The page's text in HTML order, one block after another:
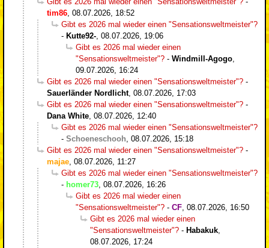
tim86 08.07.2026, 18:52
Gibt es 2026 mal wieder einen "Sensationsweltmeister"?
- Kutte92- 08.07.2026, 19:06
Gibt es 2026 mal wieder einen
"Sensationsweltmeister"? - Windmill-Agogo
09.07.2026, 16:24
Gibt es 2026 mal wieder einen "Sensationsweltmeister"? -
Sauerländer Nordlicht, 08.07.2026, 17:03
Gibt es 2026 mal wieder einen "Sensationsweltmeister"? -
Dana White 08.07.2026, 12:40
Gibt es 2026 mal wieder einen "Sensationsweltmeister"?
- Schoeneschooh 08.07.2026, 15:18
Gibt es 2026 mal wieder einen "Sensationsweltmeister"? -
majae 08.07.2026, 11:27
Gibt es 2026 mal wieder einen "Sensationsweltmeister"?
- homer73 08.07.2026, 16:26
Gibt es 2026 mal wieder einen
"Sensationsweltmeister"? - CF 08.07.2026, 16:50
Gibt es 2026 mal wieder einen
"Sensationsweltmeister"? - Habakuk
08.07.2026, 17:24